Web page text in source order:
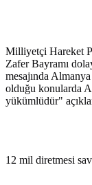
Milliyetçi Hareket
Zafer Bayramı
mesajında
olduğu konularda
yükümlüdür"
12 mil diretmesi